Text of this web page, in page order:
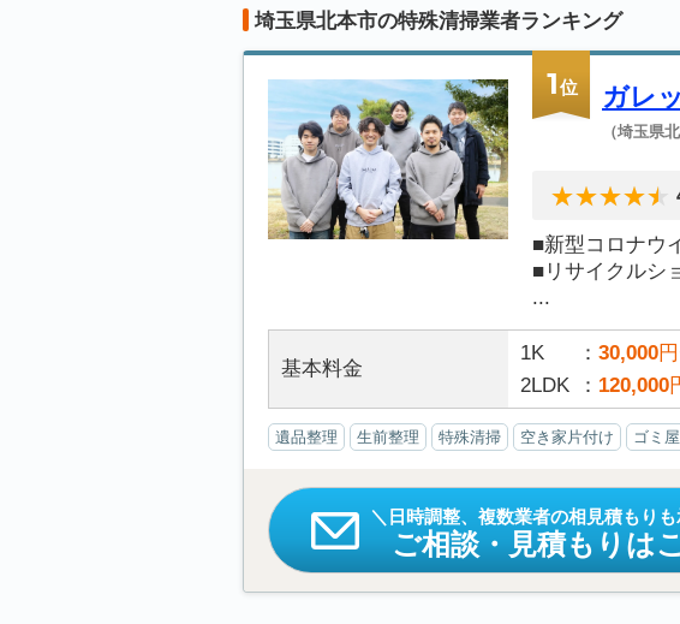
埼玉県北本市の特殊清掃業者ランキング
1位 ガレ
（埼玉県
■新型コロナウ
■リサイクルシ
...
基本料金
1K 30,000
2LDK
120,000
遺品整理 生前整理 特殊清掃 空き家片付け ゴミ
日時調整、複数業者の相見積もり
ご相談・見積もりは